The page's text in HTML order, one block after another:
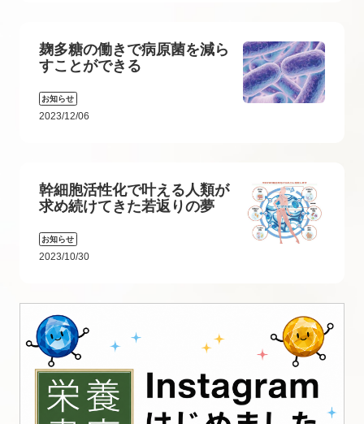
麹多糖の働きで病原菌を減ら
すことができる
お知らせ
2023/12/06
幹細胞活性化で叶える人類が
求め続けてきた若返りの夢
お知らせ
2023/10/30